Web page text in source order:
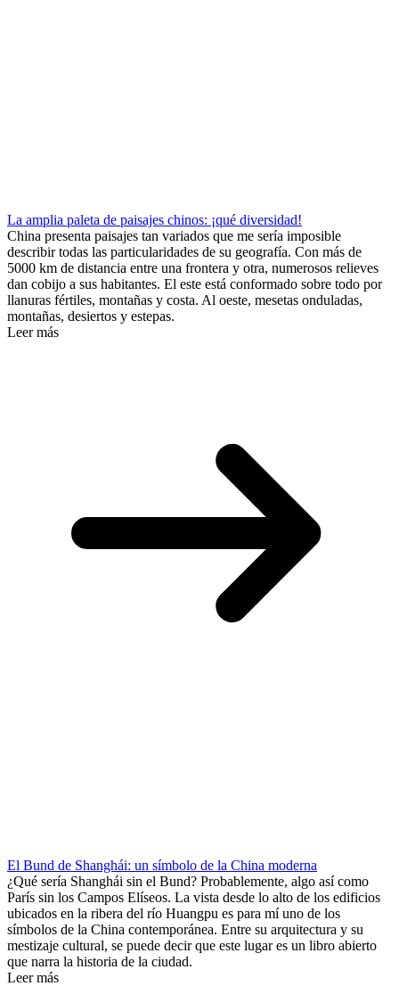
La amplia paleta de paisajes chinos: ¡qué diversidad!
China presenta paisajes tan variados que me sería imposible
describir todas las particularidades de su geografía. Con más de
5000 km de distancia entre una frontera y otra, numerosos relieves
dan cobijo a sus habitantes. El este está conformado sobre todo por
llanuras fértiles, montañas y costa. Al oeste, mesetas onduladas,
montañas, desiertos y estepas.
Leer más
El Bund de Shanghái: un símbolo de la China moderna
¿Qué sería Shanghái sin el Bund? Probablemente, algo así como
París sin los Campos Elíseos. La vista desde lo alto de los edificios
ubicados en la ribera del río Huangpu es para mí uno de los
símbolos de la China contemporánea. Entre su arquitectura y su
mestizaje cultural, se puede decir que este lugar es un libro abierto
que narra la historia de la ciudad.
Leer más